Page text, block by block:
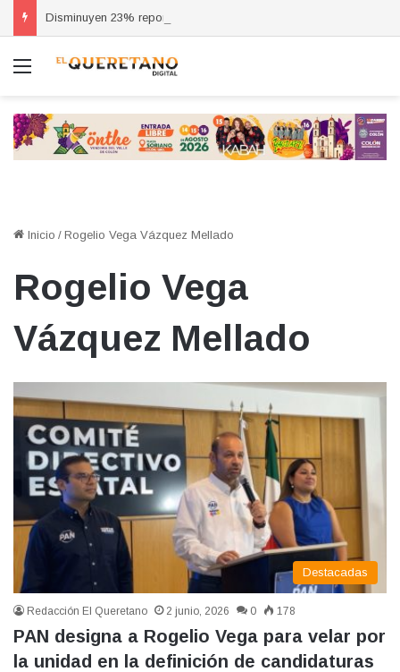
Menú
Inicio / Rogelio Vega Vázquez Mellado
Rogelio Vega
Vázquez Mellado
Destacadas
Redacción El Queretano 2 junio, 2026 0 178
PAN designa a Rogelio Vega para velar por
la unidad en la definición de candidaturas